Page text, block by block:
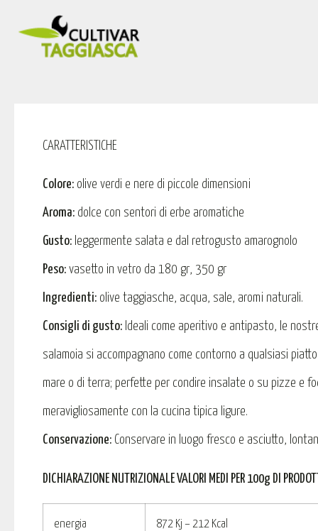
CARATTERISTICHE
Colore: olive verdi e nere di piccole dimensioni
Aroma: dolce con sentori di erbe aromatiche
Gusto: leggermente salata e dal retrogusto amarognolo
Peso: vasetto in vetro da 180 gr, 350 gr
Ingredienti: olive taggiasche, acqua, sale, aromi naturali.
Consigli di gusto: Ideali come aperitivo e antipasto, le
salamoia si accompagnano come contorno a qualsiasi
mare o di terra; perfette per condire insalate o su pizze e
meravigliosamente con la cucina tipica ligure.
Conservazione: Conservare in luogo fresco e asciutto,
DICHIARAZIONE NUTRIZIONALE VALORI MEDI PER 100g DI
energia 872 Kj – 212 Kcal